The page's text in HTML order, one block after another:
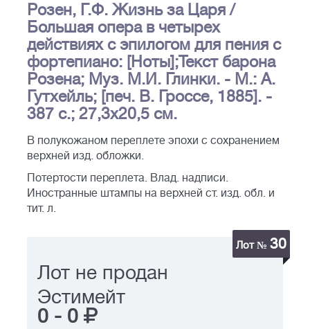
Розен, Г.Ф. Жизнь за Царя /
Большая опера в четырех
действиях с эпилогом для пения с
фортепиано: [Ноты];Текст барона
Розена; Муз. М.И. Глинки. - М.: А.
Гутхейль; [печ. В. Гроссе, 1885]. -
387 с.; 27,3х20,5 см.
В полукожаном переплете эпохи с сохранением
верхней изд. обложки.
Потертости переплета. Влад. надписи.
Иностранные штампы на верхней ст. изд. обл. и
тит. л.
Лот № 30
Лот не продан
Эстимейт
0 - 0